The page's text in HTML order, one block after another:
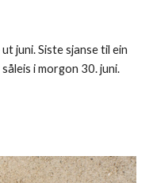
juni. Siste sjanse til ein
i morgon 30. juni.